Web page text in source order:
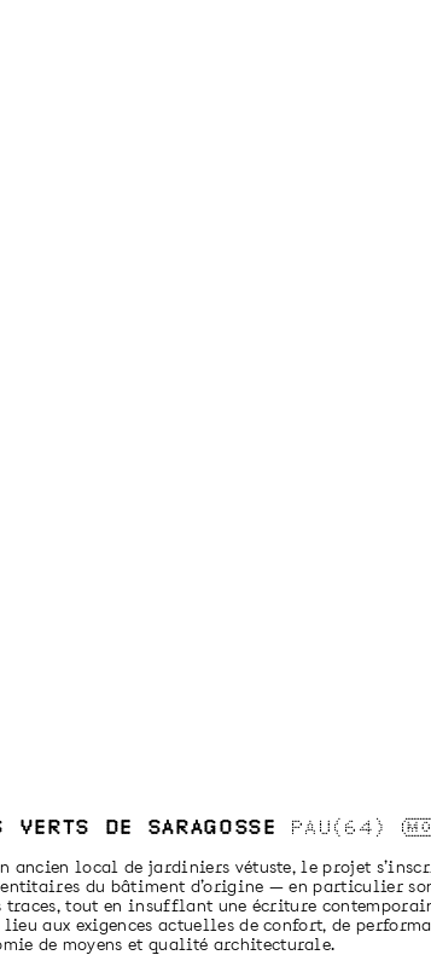
VERTS DE SARAGOSSE PAU(64)
ancien local de jardiniers vétuste, le projet
du bâtiment d’origine — en particulier
traces, tout en insufflant une écriture
aux exigences actuelles de confort, de
de moyens et qualité architecturale.